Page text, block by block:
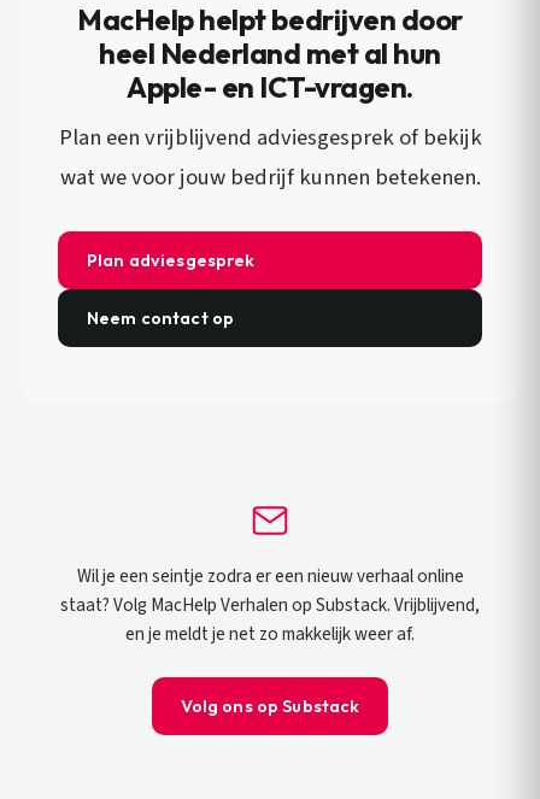
MacHelp helpt bedrijven door
heel Nederland met al hun
Apple- en ICT-vragen.
Plan een vrijblijvend adviesgesprek of bekijk
wat we voor jouw bedrijf kunnen betekenen.
Plan adviesgesprek
Neem contact op
Wil je een seintje zodra er een nieuw verhaal online
staat? Volg MacHelp Verhalen op Substack. Vrijblijvend,
en je meldt je net zo makkelijk weer af.
Volg ons op Substack